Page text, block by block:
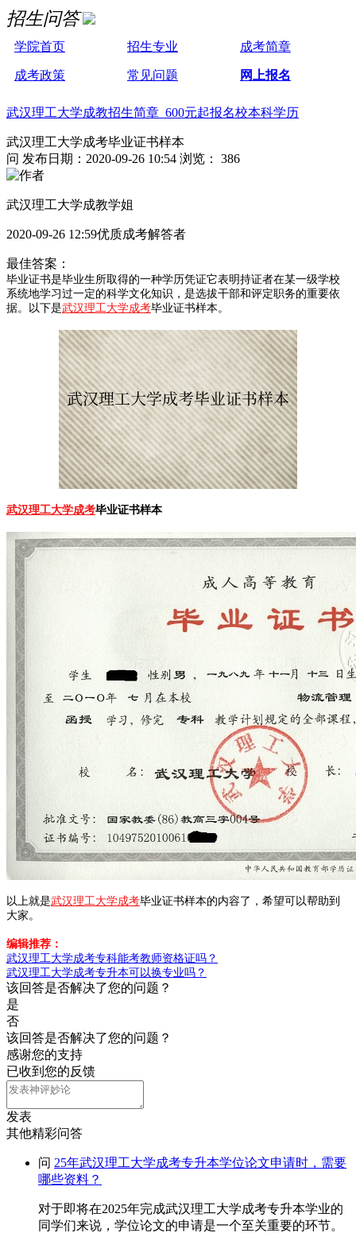
招生问答
学院首页 招生专业 成考简章
成考政策 常见问题 网上报名
武汉理工大学成教招生简章 600元起报名校本科学历
武汉理工大学成考毕业证书样本
问 发布日期：2020-09-26 10:54 浏览： 386
武汉理工大学成教学姐
2020-09-26 12:59优质成考解答者
最佳答案：
毕业证书是毕业生所取得的一种学历凭证它表明持证者在某一级学校
系统地学习过一定的科学文化知识，是选拔干部和评定职务的重要依
据。以下是武汉理工大学成考毕业证书样本。
武汉理工大学成考毕业证书样本
以上就是武汉理工大学成考毕业证书样本的内容了，希望可以帮助到
大家。
编辑推荐：
武汉理工大学成考专科能考教师资格证吗？
武汉理工大学成考专升本可以换专业吗？
该回答是否解决了您的问题？
是
否
该回答是否解决了您的问题？
感谢您的支持
已收到您的反馈
发表
其他精彩问答
问 25年武汉理工大学成考专升本学位论文申请时，需要
哪些资料？
对于即将在2025年完成武汉理工大学成考专升本学业的
同学们来说，学位论文的申请是一个至关重要的环节。